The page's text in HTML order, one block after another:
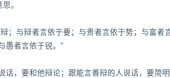
。
；与辩者言依于要；与贵者言依于势；与富者
愚者言依于锐。”
话，要和他辩论；跟能言善辩的人说话，要简